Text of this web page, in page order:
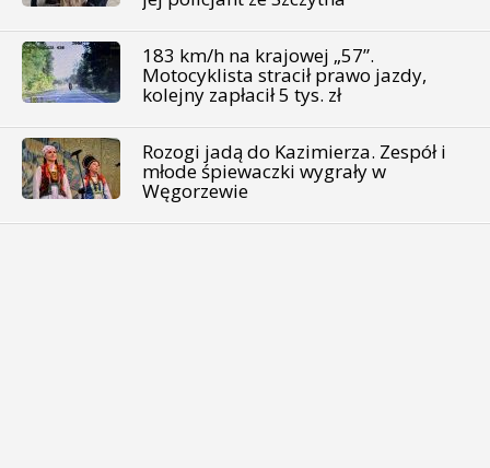
183 km/h na krajowej „57”.
Motocyklista stracił prawo jazdy,
kolejny zapłacił 5 tys. zł
Rozogi jadą do Kazimierza. Zespół i
młode śpiewaczki wygrały w
Węgorzewie